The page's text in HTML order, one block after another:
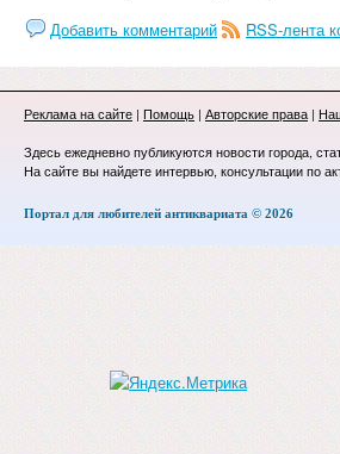
Добавить комментарий
RSS-лента
Реклама на сайте | Помощь | Авторские права |
Здесь ежедневно публикуются новости города,
На сайте вы найдете интервью, консультации по
Портал для любителей антиквариата © 2026